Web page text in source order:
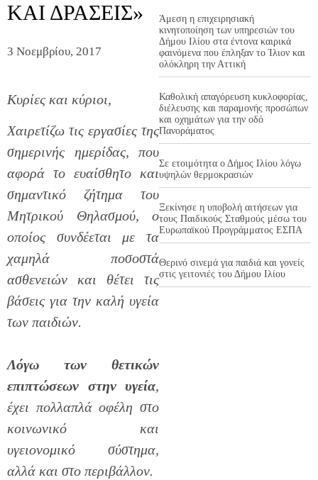
ΚΑΙ ΔΡΑΣΕΙΣ»
3 Νοεμβρίου, 2017
Κυρίες και κύριοι,
Χαιρετίζω τις εργασίες της
σημερινής ημερίδας, που
αφορά το ευαίσθητο και
σημαντικό ζήτημα του
Μητρικού Θηλασμού, ο
οποίος συνδέεται με τα
χαμηλά ποσοστά
ασθενειών και θέτει τις
βάσεις για την καλή υγεία
των παιδιών.
Λόγω των θετικών
επιπτώσεων στην υγεία,
έχει πολλαπλά οφέλη στο
κοινωνικό και
υγειονομικό σύστημα,
αλλά και στο περιβάλλον.
Άμεση η επιχειρησιακή
κινητοποίηση των υπηρεσιών του
Δήμου Ιλίου στα έντονα καιρικά
φαινόμενα που έπληξαν το Ίλιον και
ολόκληρη την Αττική
Καθολική απαγόρευση κυκλοφορίας,
διέλευσης και παραμονής προσώπων
και οχημάτων για την οδό
Πανοράματος
Σε ετοιμότητα ο Δήμος Ιλίου λόγω
υψηλών θερμοκρασιών
Ξεκίνησε η υποβολή αιτήσεων για
τους Παιδικούς Σταθμούς μέσω του
Ευρωπαϊκού Προγράμματος ΕΣΠΑ
Θερινό σινεμά για παιδιά και γονείς
στις γειτονιές του Δήμου Ιλίου